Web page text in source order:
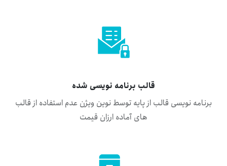
قالب برنامه نویسی شده
برنامه نویسی قالب از پایه توسط نوین ویژن عدم استفاده از قالب
های آماده ارزان قیمت